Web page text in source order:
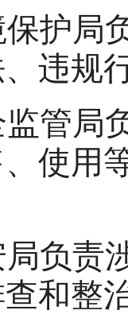
护局
违规
管局
使用
负责
和整